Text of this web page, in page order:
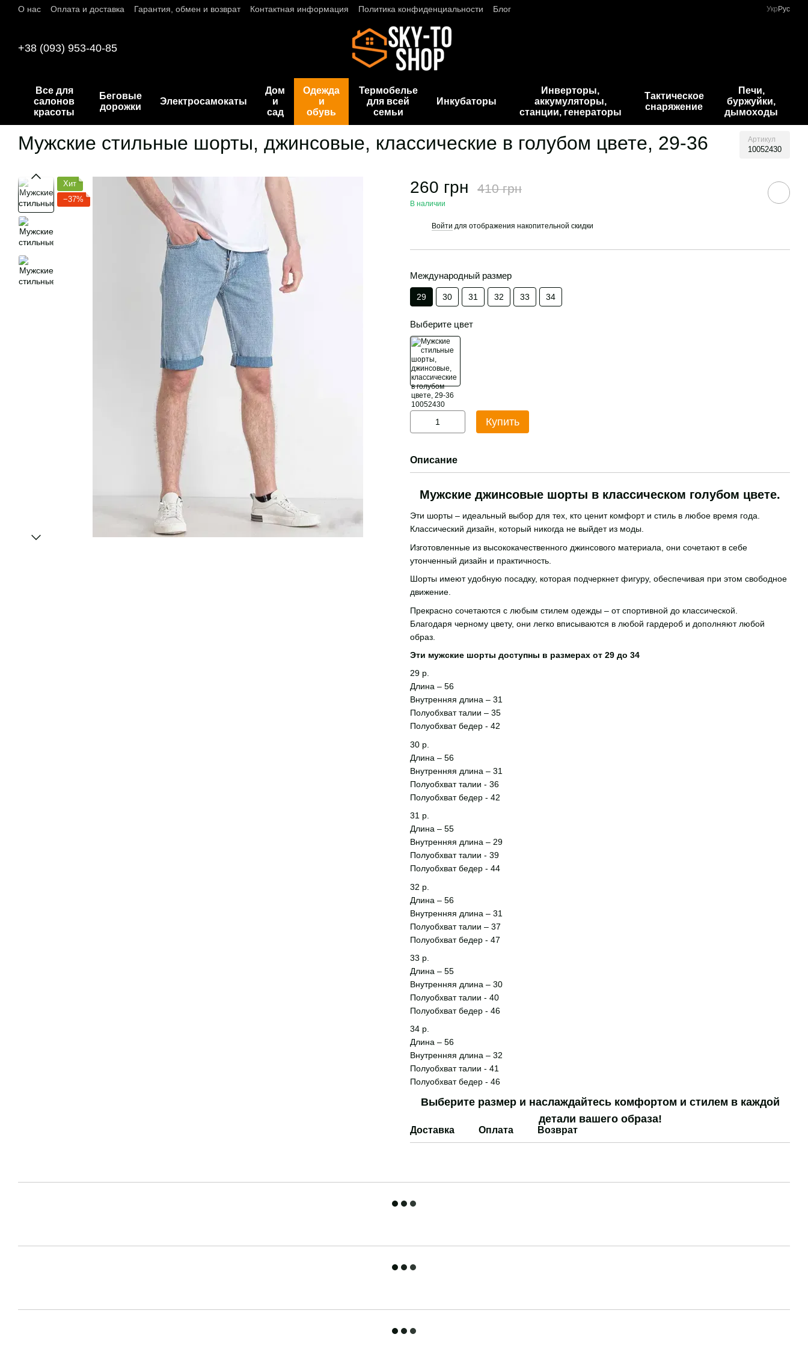
Перейти к основному контенту
О нас Оплата и доставка Гарантия, обмен и возврат Контактная информация Политика конфиденциальности Блог Укр Рус
+38 (093) 953-40-85
Все для
салонов
красоты
Беговые
дорожки
Электросамокаты
Дом
и
сад
Одежда
и
обувь
Термобелье
для всей
семьи
Инкубаторы
Инверторы,
аккумуляторы,
станции, генераторы
Тактическое
снаряжение
Печи,
буржуйки,
дымоходы
Мужские стильные шорты, джинсовые, классические в голубом цвете, 29-36 Артикул
10052430
Хит
−37%
260 грн 410 грн
В наличии
Войти для отображения накопительной скидки
Международный размер
29 30 31 32 33 34
Выберите цвет
Купить
Описание
Мужские джинсовые шорты в классическом голубом цвете.
Эти шорты – идеальный выбор для тех, кто ценит комфорт и стиль в любое время года.
Классический дизайн, который никогда не выйдет из моды.
Изготовленные из высококачественного джинсового материала, они сочетают в себе
утонченный дизайн и практичность.
Шорты имеют удобную посадку, которая подчеркнет фигуру, обеспечивая при этом свободное
движение.
Прекрасно сочетаются с любым стилем одежды – от спортивной до классической.
Благодаря черному цвету, они легко вписываются в любой гардероб и дополняют любой
образ.
Эти мужские шорты доступны в размерах от 29 до 34
29 р.
Длина – 56
Внутренняя длина – 31
Полуобхват талии – 35
Полуобхват бедер - 42
30 р.
Длина – 56
Внутренняя длина – 31
Полуобхват талии - 36
Полуобхват бедер - 42
31 р.
Длина – 55
Внутренняя длина – 29
Полуобхват талии - 39
Полуобхват бедер - 44
32 р.
Длина – 56
Внутренняя длина – 31
Полуобхват талии – 37
Полуобхват бедер - 47
33 р.
Длина – 55
Внутренняя длина – 30
Полуобхват талии - 40
Полуобхват бедер - 46
34 р.
Длина – 56
Внутренняя длина – 32
Полуобхват талии - 41
Полуобхват бедер - 46
Выберите размер и наслаждайтесь комфортом и стилем в каждой
детали вашего образа!
Доставка Оплата Возврат